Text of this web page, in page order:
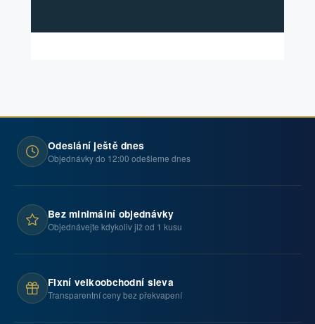
Odeslání ještě dnes
Objednávky do 12:00 odešleme dnes
Bez minimální objednávky
Objednávejte kdykoliv již od 1 kusu
Fixní velkoobchodní sleva
Transparentní ceny bez překvapení